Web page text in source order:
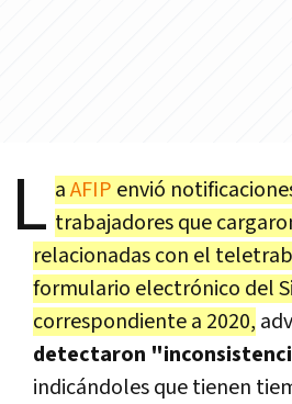
L aAFIP envió
trabajadores que
relacionadas con el
formulario electrónico del
correspondiente a 2020,
detectaron
indicándoles que tienen